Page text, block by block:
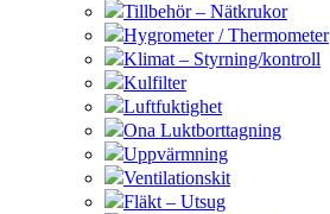
Tillbehör – Nätkrukor
Hygrometer / Thermometer
Klimat – Styrning/kontroll
Kulfilter
Luftfuktighet
Ona Luktborttagning
Uppvärmning
Ventilationskit
Fläkt – Utsug